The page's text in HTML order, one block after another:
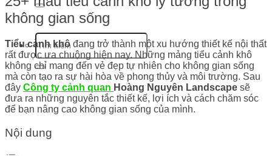
không gian sống
Tiểu cảnh khô đang trở thành một xu hướng thiết kế nội thất
rất được ưa chuộng hiện nay. Những mảng tiểu cảnh khô
không chỉ mang đến vẻ đẹp tự nhiên cho không gian sống
mà còn tạo ra sự hài hòa về phong thủy và môi trường. Sau
đây Công ty cảnh quan Hoàng Nguyên Landscape sẽ
đưa ra những nguyên tắc thiết kế, lợi ích và cách chăm sóc
để bạn nâng cao không gian sống của mình.
Nội dung